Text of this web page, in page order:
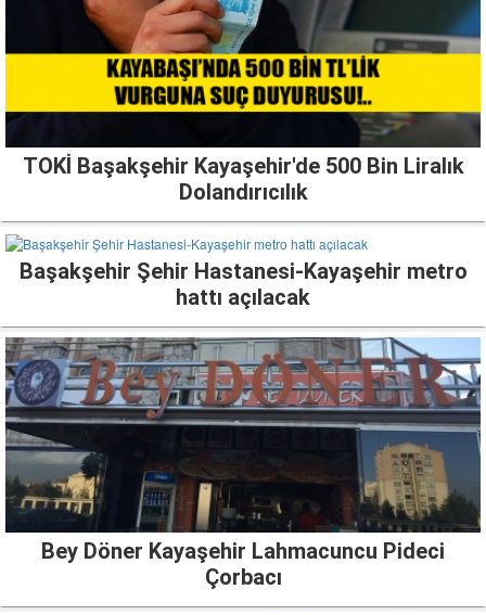
TOKİ Başakşehir Kayaşehir'de 500 Bin Liralık
Dolandırıcılık
Başakşehir Şehir Hastanesi-Kayaşehir metro
hattı açılacak
Bey Döner Kayaşehir Lahmacuncu Pideci
Çorbacı